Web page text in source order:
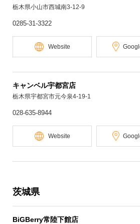
栃木県小山市西城南3-12-9
0285-31-3322
Website
キャンベル宇都宮店
栃木県宇都宮市元今泉4-19-1
028-635-8944
Website
茨城県
BiGBerry常陸下館店